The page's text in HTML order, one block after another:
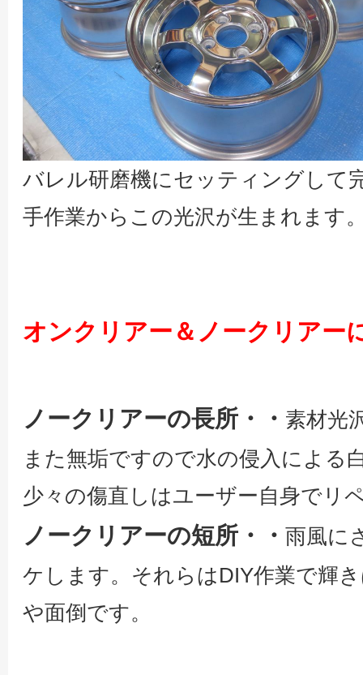
バレル研磨機にセッティングして
手作業からこの光沢が生まれます
オンクリアー＆ノークリアー
ノークリアーの長所・・ 素材光
また無垢ですので水の侵入による
少々の傷直しはユーザー自身でリ
ノークリアーの短所・・ 雨風に
ケします。それらはDIY作業で輝
や面倒です。